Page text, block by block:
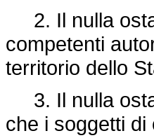
2. Il nulla osta
competenti
territorio dello
3. Il nulla osta
che i soggetti